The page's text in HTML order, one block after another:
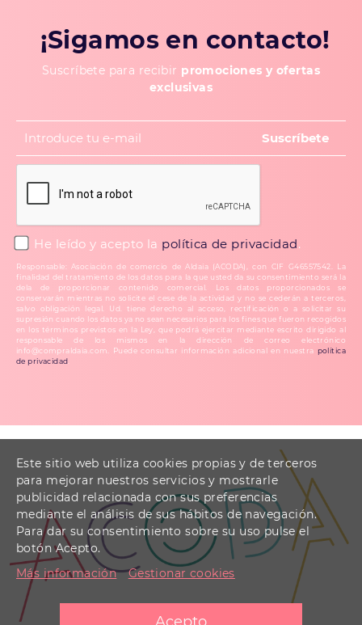
¡Sigamos en contacto!
Suscríbete para recibir promociones y ofertas
exclusivas
He leído y acepto la política de privacidad.
Responsable: Asociación de comercio de Aldaia (ACODA), con CIF G46557542. La
finalidad del tratamiento de los datos para la que usted da su consentimiento será la
dela de proporcionar contenido comercial. Los datos proporcionados se
conservarán mientras no solicite el cese de la actividad y no se cederán a terceros,
salvo obligación legal. Ud. tiene derecho al acceso, rectificación o a solicitar su
supresión cuando los datos ya no sean necesarios para los fines que fueron recogidos
en los términos previstos en la Ley, que podrá ejercitar mediante escrito dirigido al
responsable de los mismos en la dirección de correo electrónico
info@compraldaia.com. Puede consultar información adicional en nuestra política
de privacidad
Este sitio web utiliza cookies propias y de terceros
para mejorar nuestros servicios y mostrarle
publicidad relacionada con sus preferencias
mediante el análisis de sus hábitos de navegación.
Para dar su consentimiento sobre su uso pulse el
botón Acepto.
Más información
Gestionar cookies